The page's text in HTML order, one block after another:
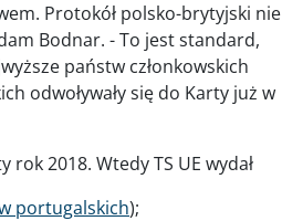
Protokół polsko-brytyjski nie
Bodnar. - To jest standard,
państw członkowskich
odwoływały się do Karty już w
2018. Wtedy TS UE wydał
portugalskich);